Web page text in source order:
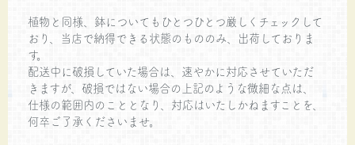
植物と同様、鉢についてもひとつひとつ厳しくチェックして
おり、当店で納得できる状態のもののみ、出荷しておりま
す。
配送中に破損していた場合は、速やかに対応させていただ
きますが、破損ではない場合の上記のような微細な点は、
仕様の範囲内のこととなり、対応はいたしかねますことを、
何卒ご了承くださいませ。